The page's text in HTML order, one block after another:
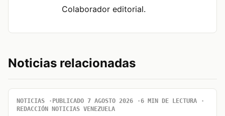
Colaborador editorial.
Noticias relacionadas
NOTICIAS PUBLICADO 7 AGOSTO 2026
6 MIN DE LECTURA
REDACCIÓN NOTICIAS VENEZUELA